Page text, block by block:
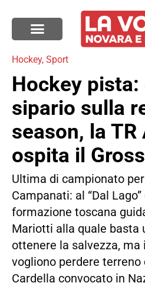
Hockey, Sport
Hockey pista:
sipario sulla
season, la TR
ospita il
Ultima di campionato
Campanati: al “Dal
formazione toscana
Mariotti alla quale basta
ottenere la salvezza, ma
vogliono perdere terreno
Cardella convocato in